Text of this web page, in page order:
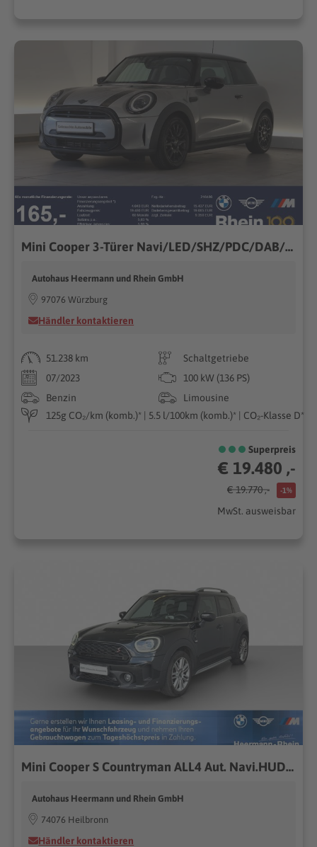
Mini Cooper 3-Türer Navi/LED/SHZ/PDC/DAB/SLI Navi/LED/SHZ/PDC/DAB/SLI
Autohaus Heermann und Rhein GmbH
97076 Würzburg
Händler kontaktieren
51.238 km
Schaltgetriebe
07/2023
100 kW (136 PS)
Benzin
Limousine
125g CO₂/km (komb.)* | 5.5 l/100km (komb.)* | CO₂-Klasse D*
Superpreis
€ 19.480 ,-
€ 19.770 ,- -1%
MwSt. ausweisbar
Mini Cooper S Countryman ALL4 Aut. Navi.HUD.LED.ACC.
Autohaus Heermann und Rhein GmbH
74076 Heilbronn
Händler kontaktieren